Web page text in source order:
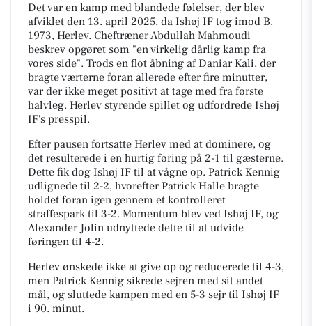
Det var en kamp med blandede følelser, der blev
afviklet den 13. april 2025, da Ishøj IF tog imod B.
1973, Herlev. Cheftræner Abdullah Mahmoudi
beskrev opgøret som "en virkelig dårlig kamp fra
vores side". Trods en flot åbning af Daniar Kali, der
bragte værterne foran allerede efter fire minutter,
var der ikke meget positivt at tage med fra første
halvleg. Herlev styrende spillet og udfordrede Ishøj
IF's presspil.
Efter pausen fortsatte Herlev med at dominere, og
det resulterede i en hurtig føring på 2-1 til gæsterne.
Dette fik dog Ishøj IF til at vågne op. Patrick Kennig
udlignede til 2-2, hvorefter Patrick Halle bragte
holdet foran igen gennem et kontrolleret
straffespark til 3-2. Momentum blev ved Ishøj IF, og
Alexander Jolin udnyttede dette til at udvide
føringen til 4-2.
Herlev ønskede ikke at give op og reducerede til 4-3,
men Patrick Kennig sikrede sejren med sit andet
mål, og sluttede kampen med en 5-3 sejr til Ishøj IF
i 90. minut.